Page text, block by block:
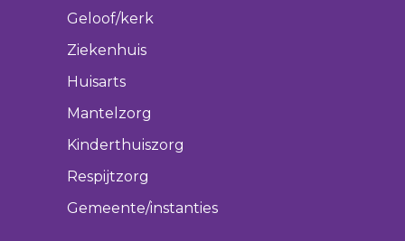
Geloof/kerk
Ziekenhuis
Huisarts
Mantelzorg
Kinderthuiszorg
Respijtzorg
Gemeente/instanties